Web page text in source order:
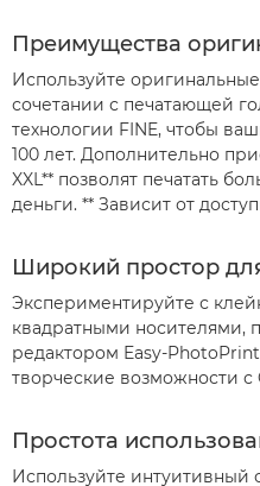
Преимущества
Используйте
сочетании с печатающей
технологии FINE, чтобы
100 лет. Дополнительно
XXL** позволят печатать
деньги. ** Зависит от
Широкий простор
Экспериментируйте с
квадратными носителями,
редактором Easy-
творческие возможности с
Простота
Используйте интуитивный